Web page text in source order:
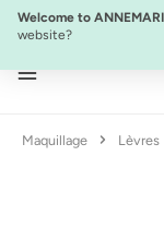
Passer au contenu
Welcome to
website?
Maquillage Lèvres